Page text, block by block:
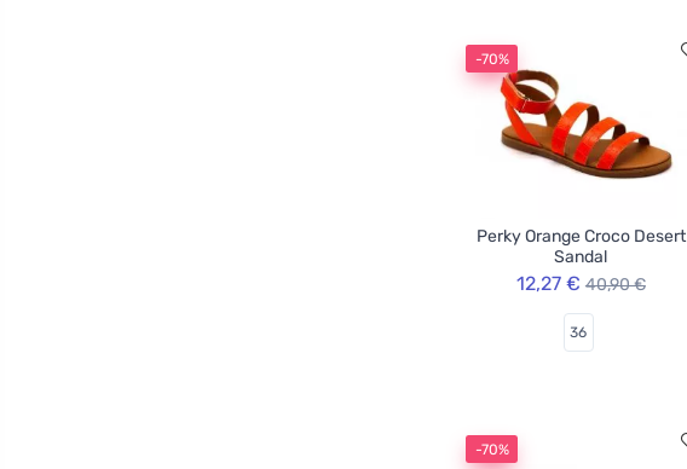
-70%
Perky Orange Croco Desert
Sandal
12,27 € 40,90 €
36
-70%